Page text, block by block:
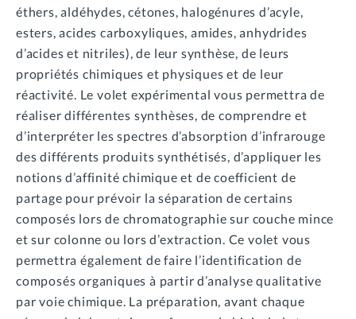
éthers, aldéhydes, cétones, halogénures d’acyle,
esters, acides carboxyliques, amides, anhydrides
d’acides et nitriles), de leur synthèse, de leurs
propriétés chimiques et physiques et de leur
réactivité. Le volet expérimental vous permettra de
réaliser différentes synthèses, de comprendre et
d’interpréter les spectres d’absorption d’infrarouge
des différents produits synthétisés, d’appliquer les
notions d’affinité chimique et de coefficient de
partage pour prévoir la séparation de certains
composés lors de chromatographie sur couche mince
et sur colonne ou lors d’extraction. Ce volet vous
permettra également de faire l’identification de
composés organiques à partir d’analyse qualitative
par voie chimique. La préparation, avant chaque